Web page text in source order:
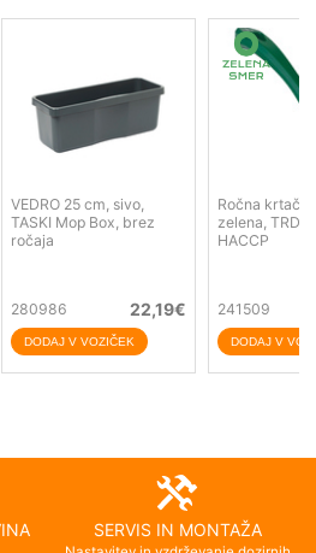
VEDRO 25 cm, sivo,
TASKI Mop Box, brez
ročaja
280986 22,19€
Ročna krtača,
zelena, TRDA,
HACCP
241509
SERVIS IN MONTAŽA